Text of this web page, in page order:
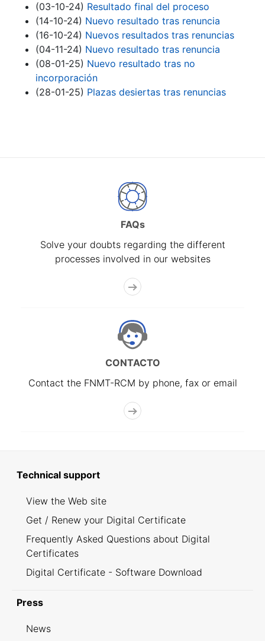
(03-10-24) Resultado final del proceso
(14-10-24) Nuevo resultado tras renuncia
(16-10-24) Nuevos resultados tras renuncias
(04-11-24) Nuevo resultado tras renuncia
(08-01-25) Nuevo resultado tras no
incorporación
(28-01-25) Plazas desiertas tras renuncias
FAQs
Solve your doubts regarding the different
processes involved in our websites
CONTACTO
Contact the FNMT-RCM by phone, fax or email
Technical support
View the Web site
Get / Renew your Digital Certificate
Frequently Asked Questions about Digital
Certificates
Digital Certificate - Software Download
Press
News